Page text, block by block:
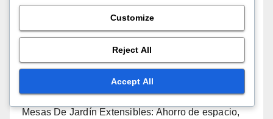
Bancos De Jardín De Plástico: Económicos,
Ligeros, Fácil transporte
Taburetes De Jardín Apilables: Ahorro de espacio,
Versatilidad, Diseño ligero
Mesas De Jardín Extensibles: Ahorro de espacio,
Customize
Reject All
Accept All